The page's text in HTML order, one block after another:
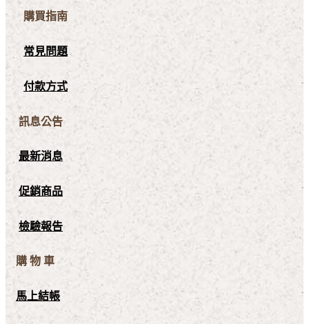
購買指南
常見問題
付款方式
訊息公告
最新消息
促銷商品
檢驗報告
購 物 車
馬上結帳